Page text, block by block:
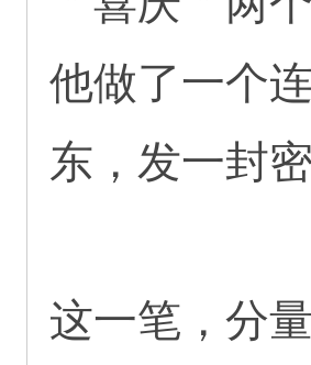
他做了一个
东，发一封密
这一笔，分